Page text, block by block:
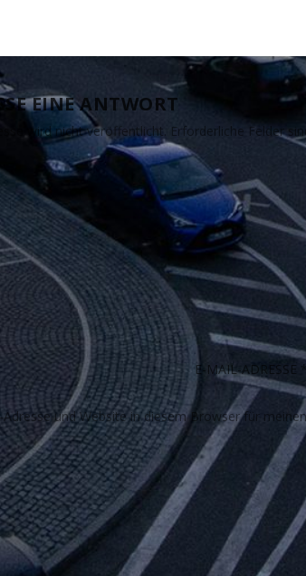
EINE ANTWORT
wird nicht veröffentlicht. Erforderliche Felder
Adresse und Website in diesem Browser für